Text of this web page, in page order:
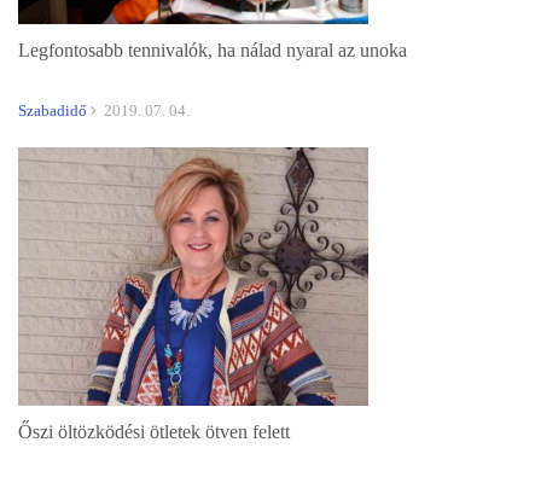
Legfontosabb tennivalók, ha nálad nyaral az unoka
Szabadidő 2019. 07. 04.
Őszi öltözködési ötletek ötven felett